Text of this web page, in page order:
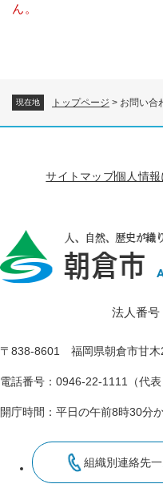
現在地 トップページ > お問い合
ん。
サイトマップ個人情
法人番号
〒838-8601 福岡県朝倉市甘木
電話番号：0946-22-1111（代表
開庁時間：平日の午前8時30分
組織別連絡先